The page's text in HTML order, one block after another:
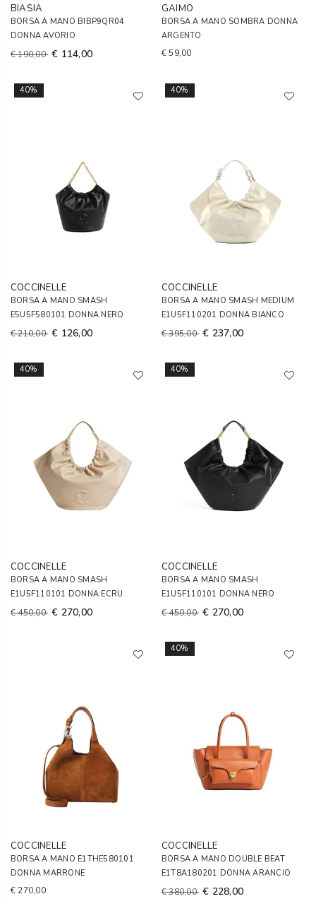
BIASIA
BORSA A MANO BIBP9QR04
DONNA AVORIO
€ 190,00 € 114,00
GAIMO
BORSA A MANO SOMBRA DONNA
ARGENTO
€ 59,00
40%
COCCINELLE
BORSA A MANO SMASH
E5U5F580101 DONNA NERO
€ 210,00 € 126,00
40%
COCCINELLE
BORSA A MANO SMASH MEDIUM
E1U5F110201 DONNA BIANCO
€ 395,00 € 237,00
40%
COCCINELLE
BORSA A MANO SMASH
E1U5F110101 DONNA ECRU
€ 450,00 € 270,00
40%
COCCINELLE
BORSA A MANO SMASH
E1U5F110101 DONNA NERO
€ 450,00 € 270,00
COCCINELLE
BORSA A MANO E1THE580101
DONNA MARRONE
€ 270,00
40%
COCCINELLE
BORSA A MANO DOUBLE BEAT
E1T8A180201 DONNA ARANCIO
€ 380,00 € 228,00